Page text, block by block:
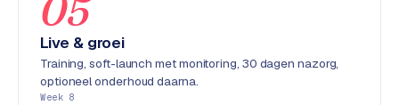
S
w
a
n
05
Live & groei
Training, soft-launch met monitoring, 30 dagen nazorg,
optioneel onderhoud daarna.
Week 8